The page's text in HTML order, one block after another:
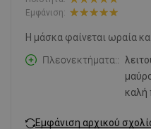
Εμφάνιση:
Η μάσκα φαίνεται ωραία
Πλεονεκτήματα:
καλή
Εμφάνιση αρχικού